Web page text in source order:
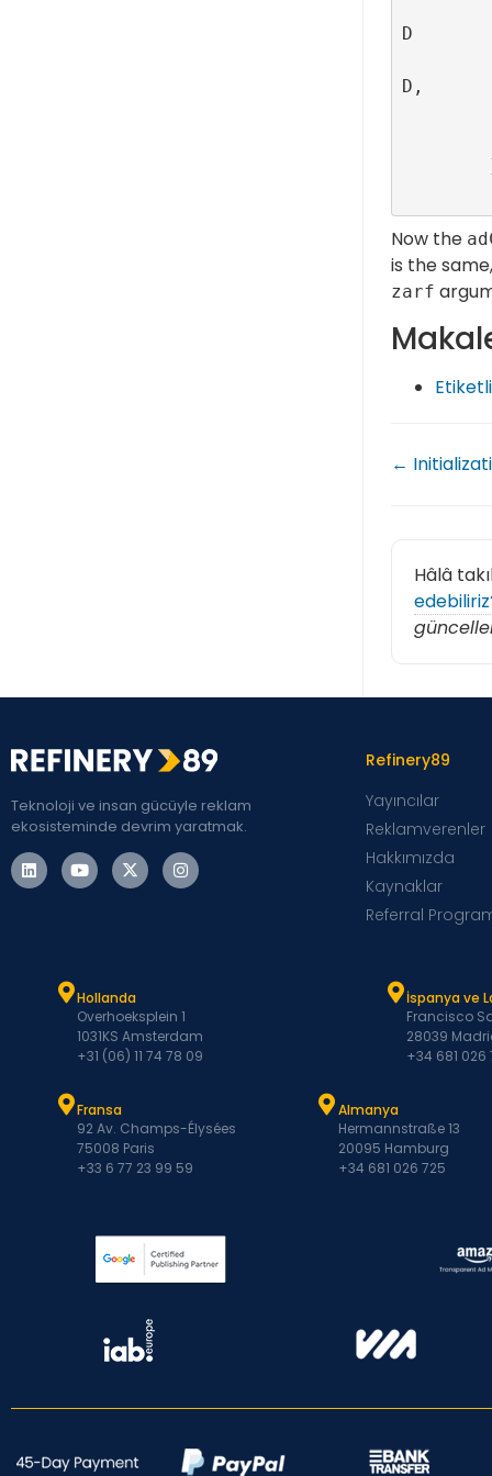
D
D,
Now the
is the
zarf
←
Hâlâ
Teknoloji ve insan gücüyle reklam
ekosisteminde devrim yaratmak.
Refinery89
Yayıncılar
Reklamverenler
Hakkımızda
Kaynaklar
Referral
Hollanda
Overhoeksplein 1
1031KS Amsterdam
+31 (06) 11 74 78 09
İspanya ve
Francisco
28039
+34 681 026
Fransa
92 Av. Champs-Élysées
75008 Paris
+33 6 77 23 99 59
Almanya
Hermannstraße 13
20095 Hamburg
+34 681 026 725